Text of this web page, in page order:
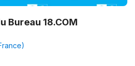
Bureau 18.COM